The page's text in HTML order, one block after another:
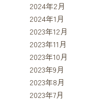
2024年2月
2024年1月
2023年12月
2023年11月
2023年10月
2023年9月
2023年8月
2023年7月